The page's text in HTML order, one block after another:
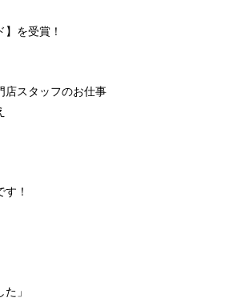
】を受賞！
店スタッフのお仕事
！
」